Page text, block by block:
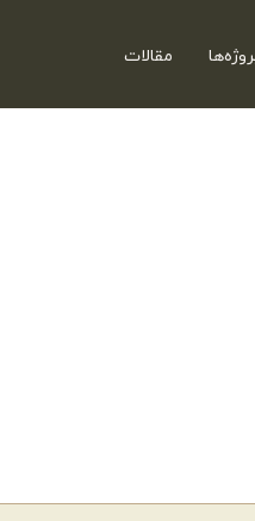
مقالات